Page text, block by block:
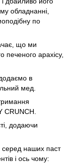
обладнанні,
по
що ми
печеного арахісу,
в
мед.
CRUNCH.
додаючи
серед наших паст
і ось чому: